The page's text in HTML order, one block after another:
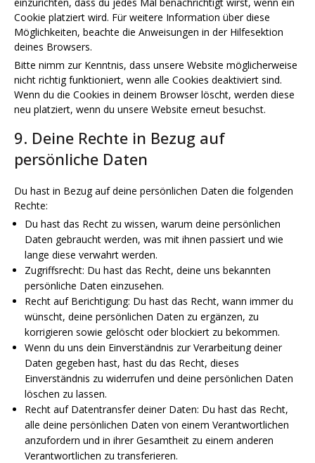
Cookie platziert wird. Für weitere Information über diese
Möglichkeiten, beachte die Anweisungen in der Hilfesektion
deines Browsers.
Bitte nimm zur Kenntnis, dass unsere Website möglicherweise
nicht richtig funktioniert, wenn alle Cookies deaktiviert sind.
Wenn du die Cookies in deinem Browser löscht, werden diese
neu platziert, wenn du unsere Website erneut besuchst.
9. Deine Rechte in Bezug auf
persönliche Daten
Du hast in Bezug auf deine persönlichen Daten die folgenden
Rechte:
Du hast das Recht zu wissen, warum deine persönlichen
Daten gebraucht werden, was mit ihnen passiert und wie
lange diese verwahrt werden.
Zugriffsrecht: Du hast das Recht, deine uns bekannten
persönliche Daten einzusehen.
Recht auf Berichtigung: Du hast das Recht, wann immer du
wünscht, deine persönlichen Daten zu ergänzen, zu
korrigieren sowie gelöscht oder blockiert zu bekommen.
Wenn du uns dein Einverständnis zur Verarbeitung deiner
Daten gegeben hast, hast du das Recht, dieses
Einverständnis zu widerrufen und deine persönlichen Daten
löschen zu lassen.
Recht auf Datentransfer deiner Daten: Du hast das Recht,
alle deine persönlichen Daten von einem Verantwortlichen
anzufordern und in ihrer Gesamtheit zu einem anderen
Verantwortlichen zu transferieren.